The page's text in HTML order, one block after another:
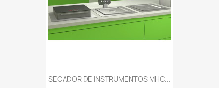
SECADOR DE INSTRUMENTOS MHC...